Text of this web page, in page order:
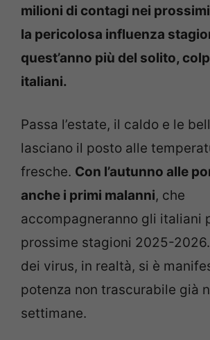
milioni di contagi nei
la pericolosa influenza
quest’anno più del solito,
italiani.
Passa l’estate, il caldo e le
lasciano il posto alle
fresche. Con l’autunno alle
anche i primi malanni, che
accompagneranno gli italiani
prossime stagioni 2025-
dei virus, in realtà, si è
potenza non trascurabile già
settimane.